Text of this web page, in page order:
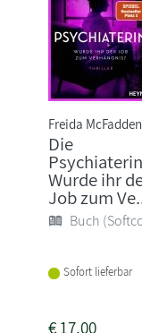
Freida McFadden
Die
Wurde ihr
Job zum
Buch
Sofort lieferbar
€17,00